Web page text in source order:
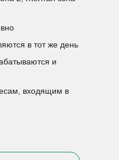
в тот же день
и
входящим в